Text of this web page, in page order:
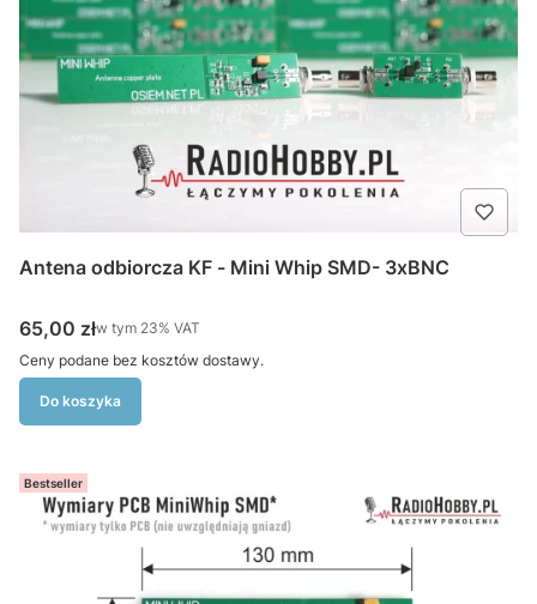
Antena odbiorcza KF - Mini Whip SMD- 3xBNC
Cena brutto
65,00 złw tym %s VAT
w tym 23% VAT
Ceny podane bez kosztów dostawy.
Do koszyka
Bestseller